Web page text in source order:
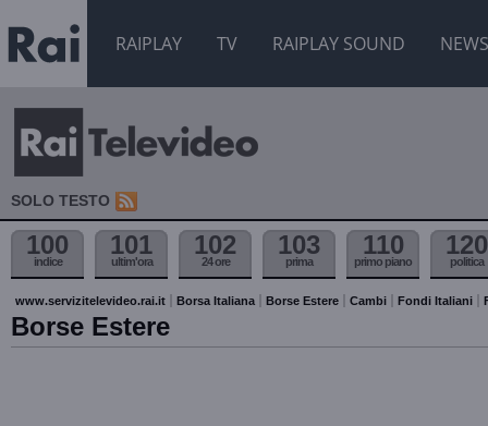
RAIPLAY TV RAIPLAY SOUND NEWS
SOLO TESTO
100
indice
101
ultim'ora
102
24 ore
103
prima
110
primo piano
120
politica
www.servizitelevideo.rai.it Borsa Italiana Borse Estere Cambi Fondi Italiani
Borse Estere